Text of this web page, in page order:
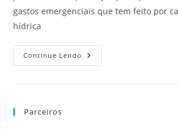
gastos emergenciais que tem feito por
hídrica
Continue Lendo
Parceiros